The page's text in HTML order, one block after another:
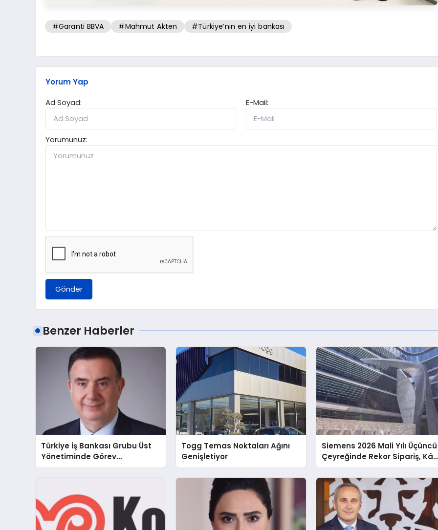
#Garanti BBVA #Mahmut Akten #Türkiye’nin en iyi bankası
Yorum Yap
Ad Soyad:
E-Mail:
Yorumunuz:
Gönder
Benzer Haberler
Türkiye İş Bankası Grubu Üst
Yönetiminde Görev
Değişiklikleri
Togg Temas Noktaları Ağını
Genişletiyor
Siemens 2026 Mali Yılı Üçüncü
Çeyreğinde Rekor Sipariş, Kâr
ve Yükseltilen EPS Beklentisi